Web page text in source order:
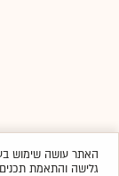
גלישה והתאמת